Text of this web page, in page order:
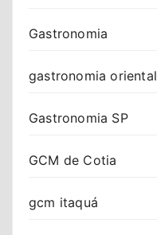
Gastronomia
gastronomia oriental
Gastronomia SP
GCM de Cotia
gcm itaquá